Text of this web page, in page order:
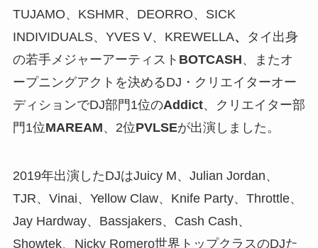
TUJAMO、KSHMR、DEORRO、SICK
INDIVIDUALS、YVES V、KREWELLA、
タイ出身
の若手メジャーアーティスト BOTCASH、またオ
ープニングアクトを決めるDJ・クリエイターオー
ディションでDJ部門1位のAddict‬、クリエイター部
門1位MAREAM‬、2位PVLSE‬が出演しました。
2019年出演したDJはJuicy M、Julian Jordan、
TJR、Vinai、Yellow Claw、Knife Party、Throttle、
Jay Hardway、Bassjakers、Cash Cash、
Showtek、Nicky Romero世界トップクラスのDJた